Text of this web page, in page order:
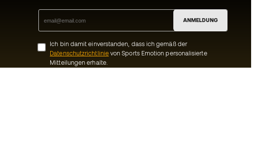
ANMELDUNG
Ich bin damit einverstanden, dass ich gemäß der
Datenschutzrichtlinievon Sports Emotion personalisierte
Mitteilungen erhalte.